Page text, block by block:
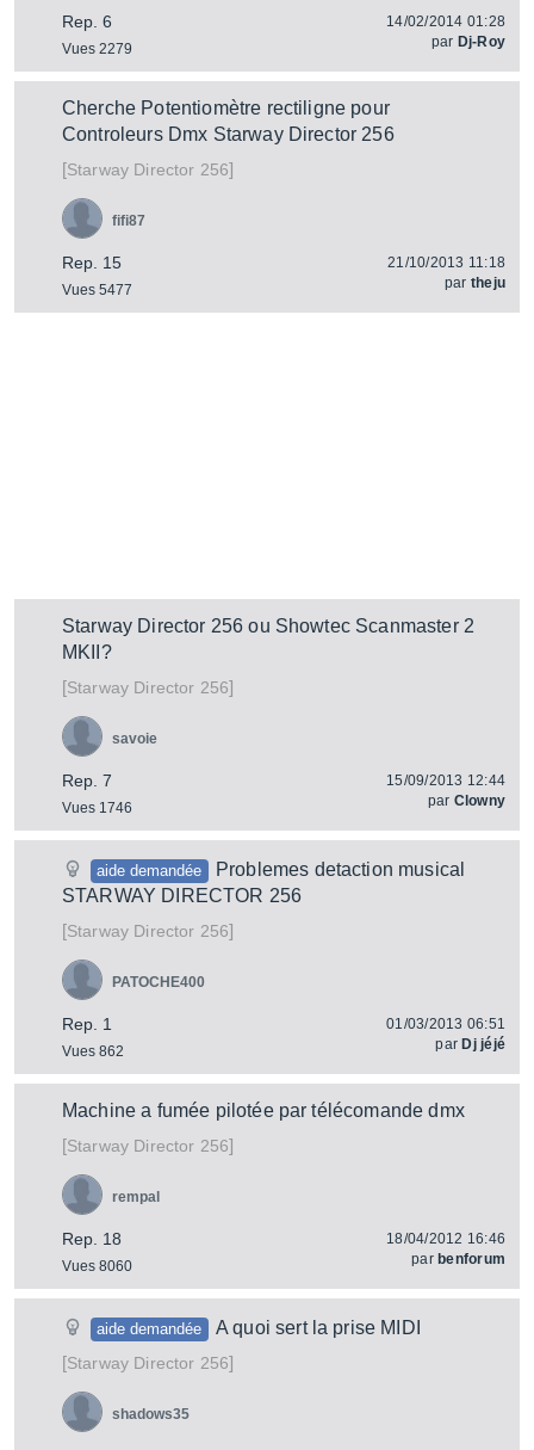
Rep. 6
Vues 2279
14/02/2014 01:28
par Dj-Roy
Cherche Potentiomètre rectiligne pour
Controleurs Dmx Starway Director 256
[Starway Director 256]
Rep. 15
Vues 5477
fifi87
21/10/2013 11:18
par theju
Starway Director 256 ou Showtec Scanmaster 2
MKII?
[Starway Director 256]
Rep. 7
Vues 1746
savoie
15/09/2013 12:44
par Clowny
aide demandée
Problemes detaction musical
STARWAY DIRECTOR 256
[Starway Director 256]
Rep. 1
Vues 862
PATOCHE400
01/03/2013 06:51
par Dj jéjé
Machine a fumée pilotée par télécomande dmx
[Starway Director 256]
Rep. 18
Vues 8060
rempal
18/04/2012 16:46
par benforum
aide demandée
A quoi sert la prise MIDI
[Starway Director 256]
shadows35